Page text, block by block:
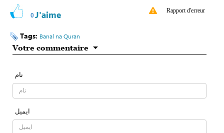
0J'aime Rapport d'erreur
Tags: Banal na Quran
Votre commentaire
نام
ایمیل